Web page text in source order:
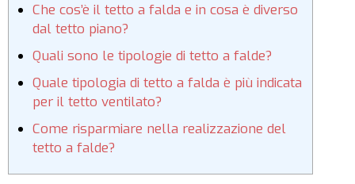
Che cos’è il tetto a falda e in cosa è diverso
dal tetto piano?
Quali sono le tipologie di tetto a falde?
Quale tipologia di tetto a falda è più indicata
per il tetto ventilato?
Come risparmiare nella realizzazione del
tetto a falde?